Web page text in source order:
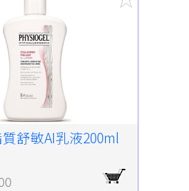
舒敏AI乳液200ml